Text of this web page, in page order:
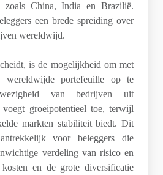
zoals China, India en Brazilië.
een brede spreiding over
wereldwijd.
is de mogelijkheid om met
wereldwijde portefeuille op te
van bedrijven uit
voegt groeipotentieel toe, terwijl
markten stabiliteit biedt. Dit
voor beleggers die
verdeling van risico en
en de grote diversificatie